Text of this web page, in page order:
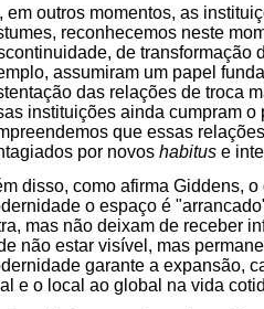
em outros momentos, as
reconhecemos neste
de transformação
assumiram um papel
das relações de troca
instituições ainda cumpram
que essas
por novos habitus e
disso, como afirma Giddens,
o espaço é
mas não deixam de receber
não estar visível, mas
garante a expansão,
e o local ao global na vida